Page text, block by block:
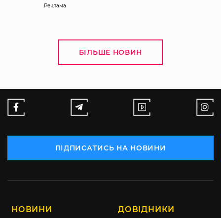
Реклама
БІЛЬШЕ НОВИН
ПІДПИСАТИСЬ НА НОВИНИ
НОВИНИ ДОВІДНИКИ